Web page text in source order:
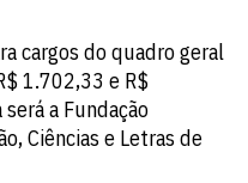
cargos do quadro geral
1.702,33 e R$
a Fundação
Ciências e Letras de